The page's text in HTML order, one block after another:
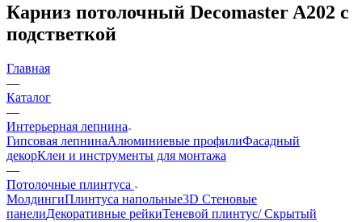
Карниз потолочный Decomaster A202 с
подстветкой
Главная
—
Каталог
—
Интерьерная лепнина
Гипсовая лепнинаАлюминиевые профилиФасадный
декорКлеи и инструменты для монтажа
—
Потолочные плинтуса
МолдингиПлинтуса напольные3D Стеновые
панелиДекоративные рейкиТеневой плинтус/ Скрытый